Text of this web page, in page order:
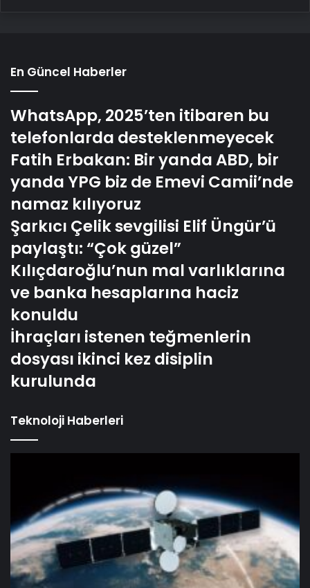
En Güncel Haberler
WhatsApp, 2025’ten itibaren bu
telefonlarda desteklenmeyecek
Fatih Erbakan: Bir yanda ABD, bir
yanda YPG biz de Emevi Camii’nde
namaz kılıyoruz
Şarkıcı Çelik sevgilisi Elif Üngür’ü
paylaştı: “Çok güzel”
Kılıçdaroğlu’nun mal varlıklarına
ve banka hesaplarına haciz
konuldu
İhraçları istenen teğmenlerin
dosyası ikinci kez disiplin
kurulunda
Teknoloji Haberleri